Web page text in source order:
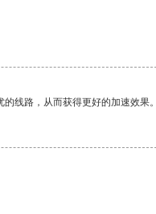
线路，从而获得更好的加速效果。